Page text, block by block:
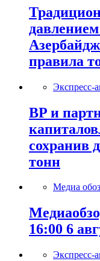
правила
Экспресс-
BP и
сохранив
тонн
Медиа
16:00 6
Экспресс-